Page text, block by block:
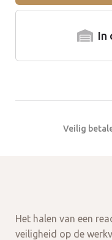
In
Veilig
Het halen van een
veiligheid op de